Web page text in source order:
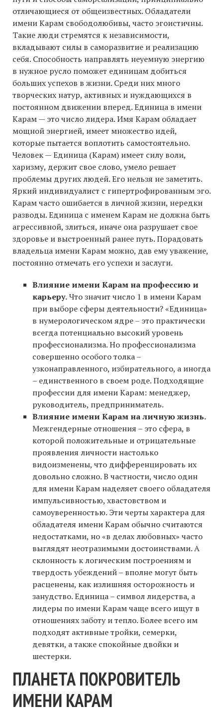
отличающиеся от общеизвестных. Обладатели
имени Карам свободолюбивы, часто эгоистичны.
Такие люди стремятся к независимости,
вкладывают силы в саморазвитие и реализацию
себя. Способность направлять неуемную энергию
в нужное русло поможет единицам добиться
больших успехов в жизни. Среди них много
творческих натур, активных и нуждающихся в
постоянном движении вперед. Единица в имени
Карам — это число лидера. Имя Карам обладает
мощной энергией, имеет множество идей,
которые пытается воплотить самостоятельно.
Человек — Единица (Карам) имеет силу воли,
харизму, держит свое слово, умело решает
проблемы других людей. Его нельзя не заметить.
Яркий индивидуалист с гипертрофированным эго.
Карам часто ошибается в личной жизни, нередки
разводы. Единица с именем Карам не должна быть
агрессивной, злиться, иначе она разрушает свое
здоровье и выстроенный ранее путь. Порадовать
владельца имени Карам можно, дав ему уважение,
постоянно отмечать его успехи и заслуги.
Влияние имени Карам на профессию и
карьеру.Что значит число 1 в имени Карам
при выборе сферы деятельности? «Единица»
в нумерологическом ядре – это практически
всегда потенциально высокий уровень
профессионализма. Но профессионализма
совершенно особого толка –
узконаправленного, избирательного, а иногда
– единственного в своем роде. Подходящие
профессии для имени Карам: менеджер,
руководитель, предприниматель.
Влияние имени Карам на личную жизнь.
Межгендерные отношения – это сфера, в
которой положительные и отрицательные
проявления личности настолько
видоизменены, что дифференцировать их
довольно сложно. В частности, число один
для имени Карам наделяет своего обладателя
импульсивностью, хвастовством и
самоуверенностью. Эти черты характера для
обладателя имени Карам обычно считаются
недостатками, но «в делах любовных» часто
выглядят неотразимыми достоинствами. А
склонность к логическим построениям и
твердость убеждений – вполне могут быть
расценены, как излишняя осторожность и
занудство. Единица – символ лидерства, а
лидеры по имени Карам чаще всего ищут в
отношениях заботу и тепло. Более всего им
подходят активные тройки, семерки,
девятки, а также спокойные двойки и
шестерки.
ПЛАНЕТА ПОКРОВИТЕЛЬ
ИМЕНИ КАРАМ